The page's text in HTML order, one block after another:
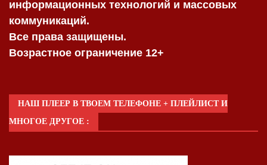
информационных технологий и массовых
коммуникаций.
Все права защищены.
Возрастное ограничение 12+
НАШ ПЛЕЕР В ТВОЕМ ТЕЛЕФОНЕ + ПЛЕЙЛИСТ И
МНОГОЕ ДРУГОЕ :